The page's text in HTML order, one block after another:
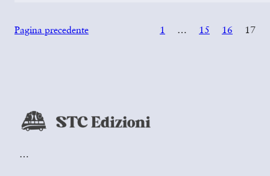
Pagina precedente 1 … 15 16 17
…